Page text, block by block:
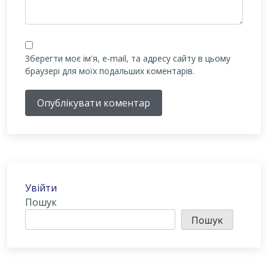
Зберегти моє ім'я, e-mail, та адресу сайту в цьому
браузері для моїх подальших коментарів.
Опублікувати коментар
Увійти
Пошук
Пошук